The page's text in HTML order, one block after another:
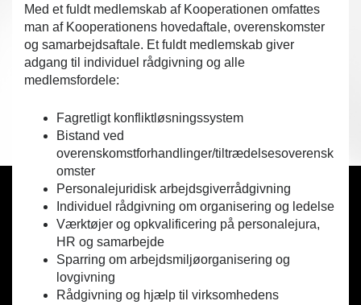
Med et fuldt medlemskab af Kooperationen omfattes
man af Kooperationens hovedaftale, overenskomster
og samarbejdsaftale. Et fuldt medlemskab giver
adgang til individuel rådgivning og alle
medlemsfordele:
Fagretligt konfliktløsningssystem
Bistand ved
overenskomstforhandlinger/tiltrædelsesoverensk
omster
Personalejuridisk arbejdsgiverrådgivning
Individuel rådgivning om organisering og ledelse
Værktøjer og opkvalificering på personalejura,
HR og samarbejde
Sparring om arbejdsmiljøorganisering og
lovgivning
Rådgivning og hjælp til virksomhedens